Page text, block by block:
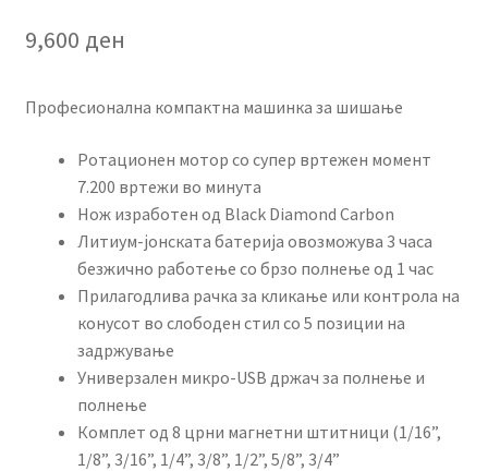
9,600 ден
Професионална компактна машинка за шишање
Ротационен мотор со супер вртежен момент
7.200 вртежи во минута
Нож изработен од Black Diamond Carbon
Литиум-јонската батерија овозможува 3 часа
безжично работење со брзо полнење од 1 час
Прилагодлива рачка за кликање или контрола на
конусот во слободен стил со 5 позиции на
задржување
Универзален микро-USB држач за полнење и
полнење
Комплет од 8 црни магнетни штитници (1/16”,
1/8”, 3/16”, 1/4”, 3/8”, 1/2”, 5/8”, 3/4”